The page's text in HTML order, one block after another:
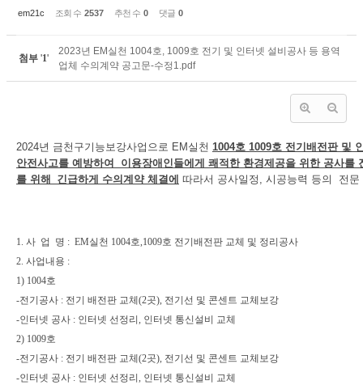
em21c 조회 수 2537 추천 수 0 댓글 0
첨부 '1'
2023년 EM실천 1004호, 1009호 전기 및 인터넷 설비공사 등 용역
업체 수의계약 공고문-수정1.pdf
2024년 금천구기능보강사업으로 EM실천 1004호 1009호 전기배전판 및
안전사고를 예방하여 이용장애인들에게 쾌적한 환경제공을 위한 공사를
를 위해
긴급하게 수의계약 체결에 따라서 공사일정, 시공능력 등의 전
1. 사 업 명 : EM실천 1004호,1009호 전기배전판 교체 및 정리공사
2. 사업내용 :
1) 1004호
-전기공사 : 전기 배전판 교체(2곳), 전기선 및 콘센트 교체보강
-인터넷 공사 : 인터넷 선정리, 인터넷 통신설비 교체
2) 1009호
-전기공사 : 전기 배전판 교체(2곳), 전기선 및 콘센트 교체보강
-인터넷 공사 : 인터넷 선정리, 인터넷 통신설비 교체